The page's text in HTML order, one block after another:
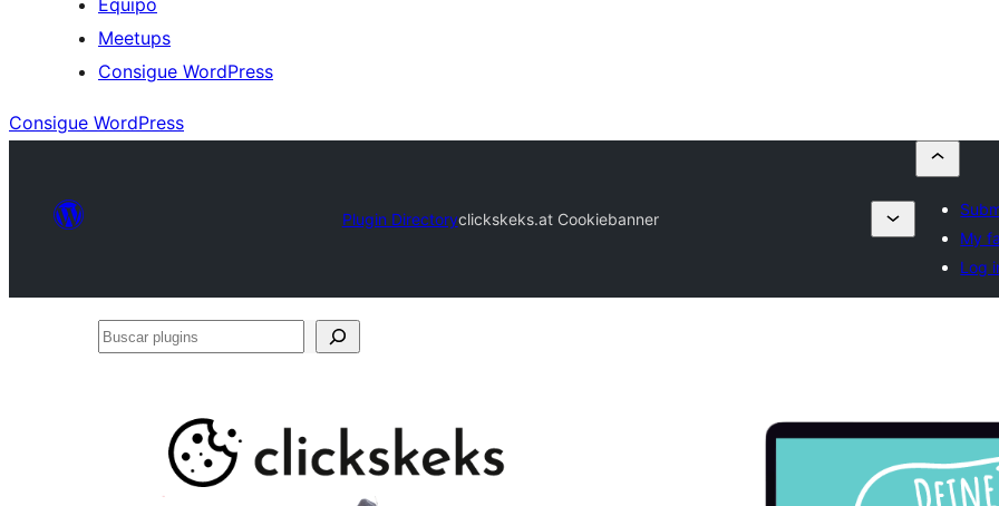
Equipo
Meetups
Consigue WordPress
Consigue WordPress
Plugin Directoryclickskeks.at Cookiebanner
My
Log
Buscar